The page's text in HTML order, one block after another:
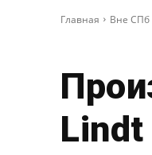
Главная Вне СПб
Lindt